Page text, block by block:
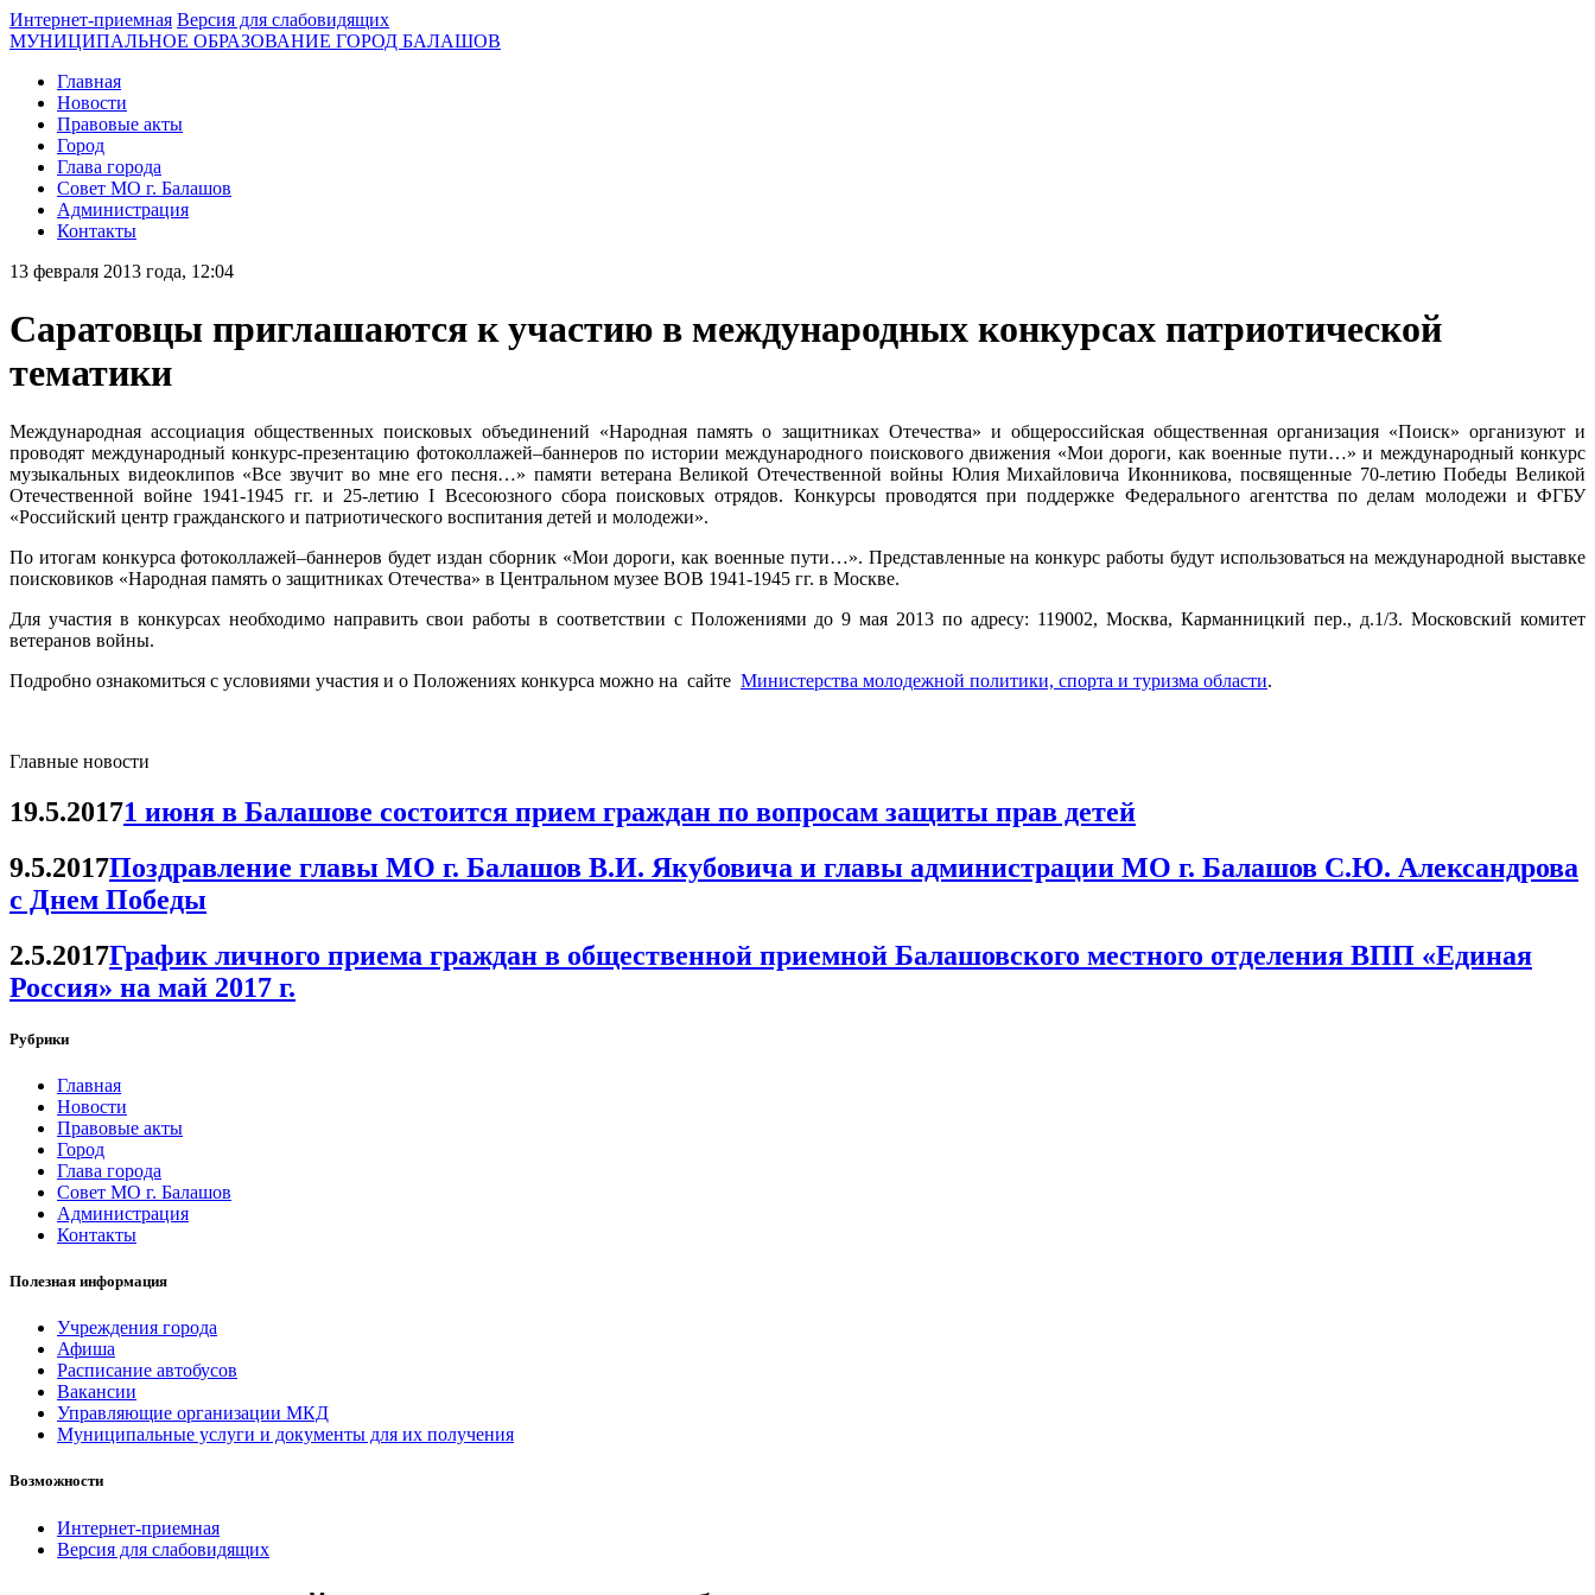
Интернет-приемная Версия для слабовидящих
МУНИЦИПАЛЬНОЕ ОБРАЗОВАНИЕ ГОРОД БАЛАШОВ
Главная
Новости
Правовые акты
Город
Глава города
Совет МО г. Балашов
Администрация
Контакты
13 февраля 2013 года, 12:04
Саратовцы приглашаются к участию в международных конкурсах патриотической
тематики
Международная ассоциация общественных поисковых объединений «Народная память о защитниках Отечества» и общероссийская общественная организация «Поиск» организуют и
проводят международный конкурс-презентацию фотоколлажей–баннеров по истории международного поискового движения «Мои дороги, как военные пути…» и международный конкурс
музыкальных видеоклипов «Все звучит во мне его песня…» памяти ветерана Великой Отечественной войны Юлия Михайловича Иконникова, посвященные 70-летию Победы Великой
Отечественной войне 1941-1945 гг. и 25-летию I Всесоюзного сбора поисковых отрядов. Конкурсы проводятся при поддержке Федерального агентства по делам молодежи и ФГБУ
«Российский центр гражданского и патриотического воспитания детей и молодежи».
По итогам конкурса фотоколлажей–баннеров будет издан сборник «Мои дороги, как военные пути…». Представленные на конкурс работы будут использоваться на международной выставке
поисковиков «Народная память о защитниках Отечества» в Центральном музее ВОВ 1941-1945 гг. в Москве.
Для участия в конкурсах необходимо направить свои работы в соответствии с Положениями до 9 мая 2013 по адресу: 119002, Москва, Карманницкий пер., д.1/3. Московский комитет
ветеранов войны.
Подробно ознакомиться с условиями участия и о Положениях конкурса можно на сайте Министерства молодежной политики, спорта и туризма области.
Главные новости
19.5.20171 июня в Балашове состоится прием граждан по вопросам защиты прав детей
9.5.2017Поздравление главы МО г. Балашов В.И. Якубовича и главы администрации МО г. Балашов С.Ю. Александрова
с Днем Победы
2.5.2017График личного приема граждан в общественной приемной Балашовского местного отделения ВПП «Единая
Россия» на май 2017 г.
Рубрики
Главная
Новости
Правовые акты
Город
Глава города
Совет МО г. Балашов
Администрация
Контакты
Полезная информация
Учреждения города
Афиша
Расписание автобусов
Вакансии
Управляющие организации МКД
Муниципальные услуги и документы для их получения
Возможности
Интернет-приемная
Версия для слабовидящих